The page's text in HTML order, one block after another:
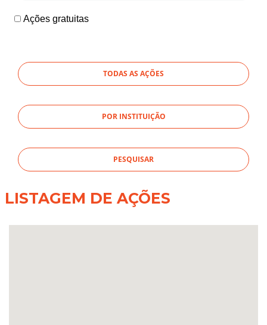
Ações gratuitas
TODAS AS AÇÕES
POR INSTITUIÇÃO
LISTAGEM DE AÇÕES